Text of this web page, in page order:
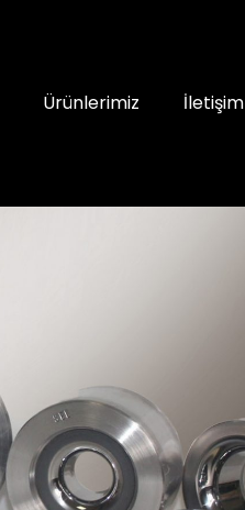
Ürünlerimiz İletişim